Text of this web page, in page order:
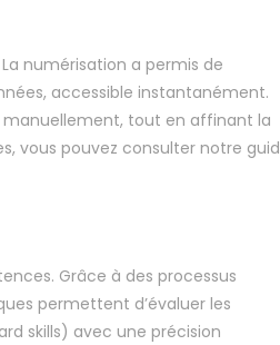
numérisation a permis de
accessible instantanément.
tout en affinant la
vous pouvez consulter notre
Grâce à des processus
permettent d’évaluer les
skills) avec une précision